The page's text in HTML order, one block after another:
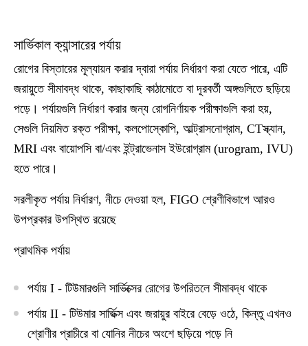
সার্ভিকাল ক্যান্সারের পর্যায়
রোগের বিস্তারের মূল্যায়ন করার দ্বারা পর্যায় নির্ধারণ করা যেতে পারে, এটি
জরায়ুতে সীমাবদ্ধ থাকে, কাছাকাছি কাঠামোতে বা দূরবর্তী অঙ্গগুলিতে ছড়িয়ে
পড়ে। পর্যায়গুলি নির্ধারণ করার জন্য রোগনির্ণায়ক পরীক্ষাগুলি করা হয়,
সেগুলি নিয়মিত রক্ত পরীক্ষা, কলপোস্কোপি, আল্ট্রাসনোগ্রাম, CTস্ক্যান,
MRI এবং বায়োপসি বা/এবং ইন্ট্রাভেনাস ইউরোগ্রাম (urogram, IVU)
হতে পারে।
সরলীকৃত পর্যায় নির্ধারণ, নীচে দেওয়া হল, FIGO শ্রেণীবিভাগে আরও
উপপ্রকার উপস্থিত রয়েছে
প্রাথমিক পর্যায়
পর্যায় I - টিউমারগুলি সার্ভিক্সের রোগের উপরিতলে সীমাবদ্ধ থাকে
পর্যায় II - টিউমার সার্ভিক্স এবং জরায়ুর বাইরে বেড়ে ওঠে, কিন্তু এখনও
শ্রোণীর প্রাচীরে বা যোনির নীচের অংশে ছড়িয়ে পড়ে নি